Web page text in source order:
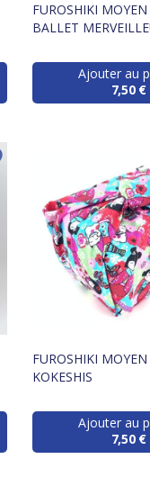
FUROSHIKI
BALLET
Ajouter au
7,50 €
FUROSHIKI
KOKESHIS
Ajouter au
7,50 €